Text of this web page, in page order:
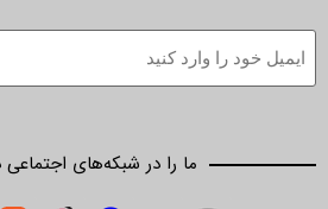
ما را در شبکه‌های اجتماعی دنبال کنید